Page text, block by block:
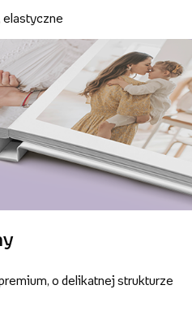
elastyczne
o delikatnej strukturze